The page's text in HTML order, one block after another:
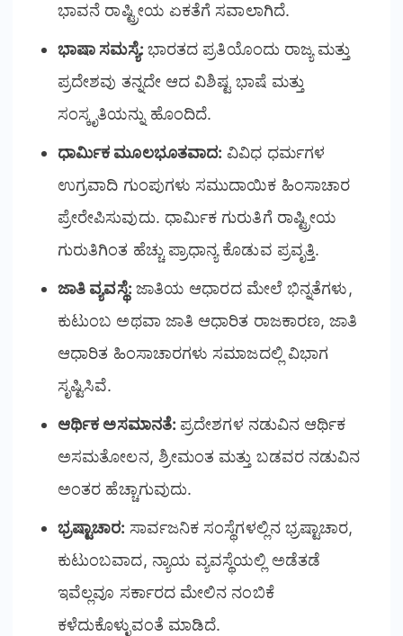
ಭಾವನೆ ರಾಷ್ಟ್ರೀಯ ಏಕತೆಗೆ ಸವಾಲಾಗಿದೆ.
ಭಾಷಾ ಸಮಸ್ಯೆ: ಭಾರತದ ಪ್ರತಿಯೊಂದು ರಾಜ್ಯ ಮತ್ತು
ಪ್ರದೇಶವು ತನ್ನದೇ ಆದ ವಿಶಿಷ್ಟ ಭಾಷೆ ಮತ್ತು
ಸಂಸ್ಕೃತಿಯನ್ನು ಹೊಂದಿದೆ.
ಧಾರ್ಮಿಕ ಮೂಲಭೂತವಾದ: ವಿವಿಧ ಧರ್ಮಗಳ
ಉಗ್ರವಾದಿ ಗುಂಪುಗಳು ಸಮುದಾಯಿಕ ಹಿಂಸಾಚಾರ
ಪ್ರೇರೇಪಿಸುವುದು. ಧಾರ್ಮಿಕ ಗುರುತಿಗೆ ರಾಷ್ಟ್ರೀಯ
ಗುರುತಿಗಿಂತ ಹೆಚ್ಚು ಪ್ರಾಧಾನ್ಯ ಕೊಡುವ ಪ್ರವೃತ್ತಿ.
ಜಾತಿ ವ್ಯವಸ್ಥೆ: ಜಾತಿಯ ಆಧಾರದ ಮೇಲೆ ಭಿನ್ನತೆಗಳು,
ಕುಟುಂಬ ಅಥವಾ ಜಾತಿ ಆಧಾರಿತ ರಾಜಕಾರಣ, ಜಾತಿ
ಆಧಾರಿತ ಹಿಂಸಾಚಾರಗಳು ಸಮಾಜದಲ್ಲಿ ವಿಭಾಗ
ಸೃಷ್ಟಿಸಿವೆ.
ಆರ್ಥಿಕ ಅಸಮಾನತೆ: ಪ್ರದೇಶಗಳ ನಡುವಿನ ಆರ್ಥಿಕ
ಅಸಮತೋಲನ, ಶ್ರೀಮಂತ ಮತ್ತು ಬಡವರ ನಡುವಿನ
ಅಂತರ ಹೆಚ್ಚಾಗುವುದು.
ಭ್ರಷ್ಟಾಚಾರ: ಸಾರ್ವಜನಿಕ ಸಂಸ್ಥೆಗಳಲ್ಲಿನ ಭ್ರಷ್ಟಾಚಾರ,
ಕುಟುಂಬವಾದ, ನ್ಯಾಯ ವ್ಯವಸ್ಥೆಯಲ್ಲಿ ಅಡೆತಡೆ
ಇವೆಲ್ಲವೂ ಸರ್ಕಾರದ ಮೇಲಿನ ನಂಬಿಕೆ
ಕಳೆದುಕೊಳ್ಳುವಂತೆ ಮಾಡಿದೆ.